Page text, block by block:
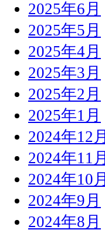
2025年6月
2025年5月
2025年4月
2025年3月
2025年2月
2025年1月
2024年12月
2024年11月
2024年10月
2024年9月
2024年8月